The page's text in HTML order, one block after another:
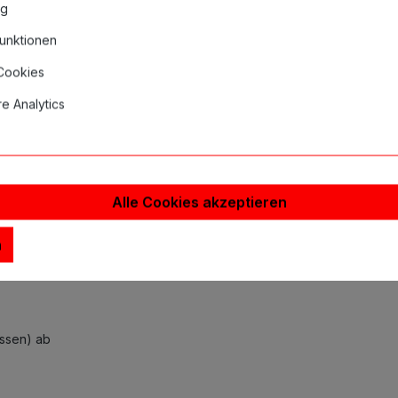
passende
4014 Long Taper"
ab
Analytics
Alle Cookies akzeptieren